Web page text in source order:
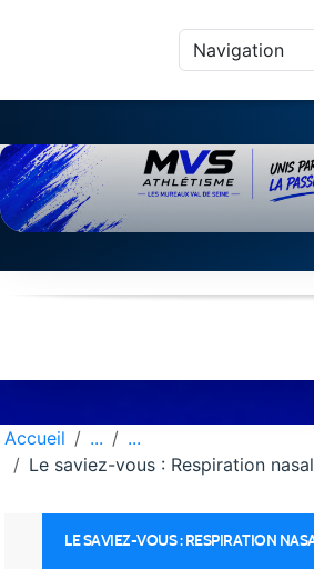
Accueil
Le saviez-vous : Respiration
LE SAVIEZ-VOUS : RESPIRATION